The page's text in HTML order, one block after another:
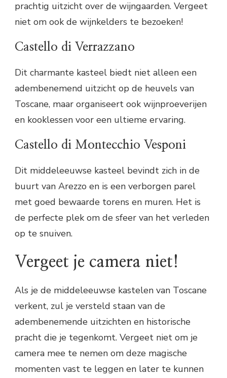
prachtig uitzicht over de wijngaarden. Vergeet
niet om ook de wijnkelders te bezoeken!
Castello di Verrazzano
Dit charmante kasteel biedt niet alleen een
adembenemend uitzicht op de heuvels van
Toscane, maar organiseert ook wijnproeverijen
en kooklessen voor een ultieme ervaring.
Castello di Montecchio Vesponi
Dit middeleeuwse kasteel bevindt zich in de
buurt van Arezzo en is een verborgen parel
met goed bewaarde torens en muren. Het is
de perfecte plek om de sfeer van het verleden
op te snuiven.
Vergeet je camera niet!
Als je de middeleeuwse kastelen van Toscane
verkent, zul je versteld staan van de
adembenemende uitzichten en historische
pracht die je tegenkomt. Vergeet niet om je
camera mee te nemen om deze magische
momenten vast te leggen en later te kunnen